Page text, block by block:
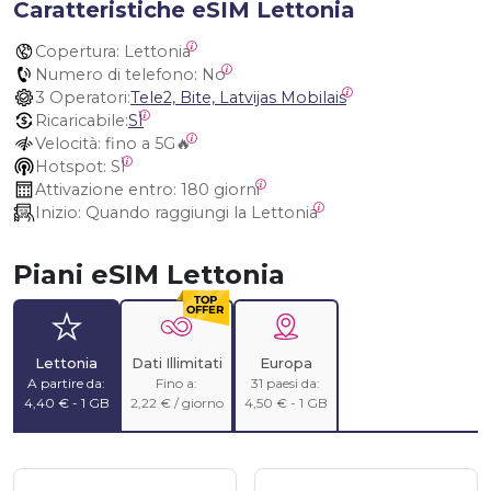
Caratteristiche eSIM Lettonia
Copertura: Lettonia
Numero di telefono: No
3 Operatori:Tele2, Bite, Latvijas Mobilais
Ricaricabile:SÌ
Velocità: fino a 5G🔥
Hotspot: SÌ
Attivazione entro: 180 giorni
Inizio: Quando raggiungi la Lettonia
Piani eSIM Lettonia
Lettonia
A partire da:
4,40 € - 1 GB
Dati Illimitati
Fino a:
2,22 € / giorno
Europa
31 paesi da:
4,50 € - 1 GB